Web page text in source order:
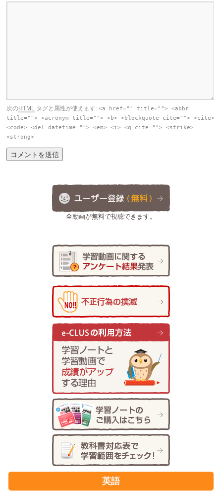
次のHTML タグと属性が使えます:<a href="" title=""> <abbr
title=""> <acronym title=""> <b> <blockquote cite=""> <cite>
<code> <del datetime=""> <em> <i> <q cite=""> <strike>
<strong>
全動画が無料で視聴できます。
英語